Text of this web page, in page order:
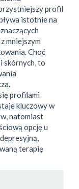
profil
istotnie na
mniejszym
Choć
skórnych, to
profilami
kluczowy w
natomiast
opcję u
terapię